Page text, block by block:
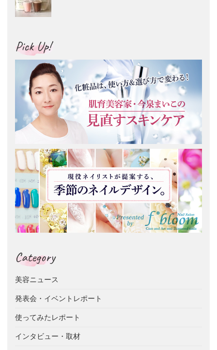
Pick Up!
Category
美容ニュース
発表会・イベントレポート
使ってみたレポート
インタビュー・取材